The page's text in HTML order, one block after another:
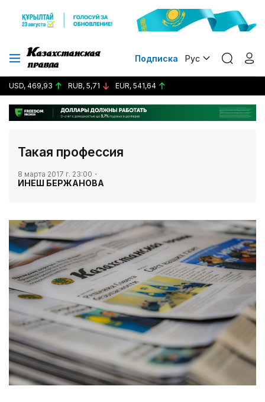
Подписка Рус
USD, 469,93 RUB, 5,71 EUR, 541,64
​Такая профессия
8 марта 2017 г. 23:00
ИНЕШ БЕРЖАНОВА